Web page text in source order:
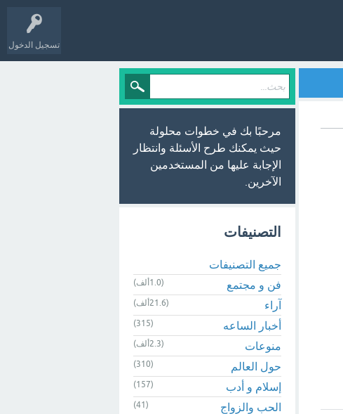
تسجيل الدخول
مرحبًا بك في خطوات محلولة
حيث يمكنك طرح الأسئلة وانتظار
الإجابة عليها من المستخدمين
الآخرين.
التصنيفات
جميع التصنيفات
فن و مجتمع
(1.0ألف)
آراء (21.6ألف)
أخبار الساعه (315)
منوعات (2.3ألف)
حول العالم (310)
إسلام و أدب (157)
الحب والزواج (41)